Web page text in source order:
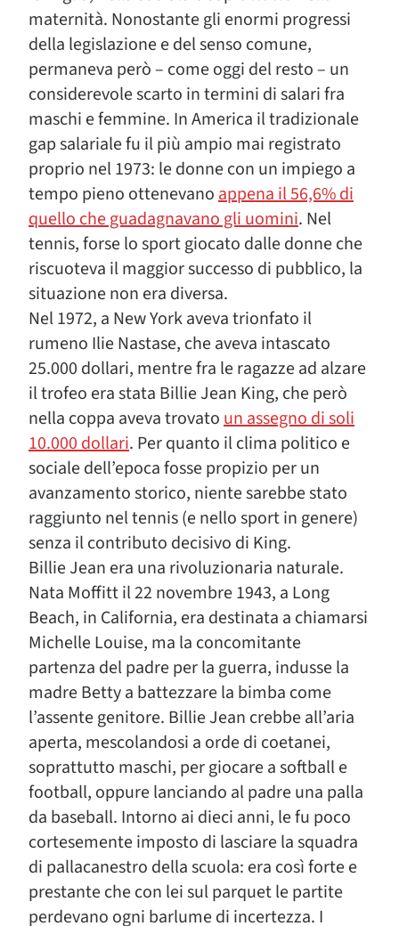
maternità. Nonostante gli enormi progressi
della legislazione e del senso comune,
permaneva però – come oggi del resto – un
considerevole scarto in termini di salari fra
maschi e femmine. In America il tradizionale
gap salariale fu il più ampio mai registrato
proprio nel 1973: le donne con un impiego a
tempo pieno ottenevanoappena il 56,6% di
quello che guadagnavano gli uomini. Nel
tennis, forse lo sport giocato dalle donne che
riscuoteva il maggior successo di pubblico, la
situazione non era diversa.
Nel 1972, a New York aveva trionfato il
rumeno Ilie Nastase, che aveva intascato
25.000 dollari, mentre fra le ragazze ad alzare
il trofeo era stata Billie Jean King, che però
nella coppa aveva trovatoun assegno di soli
10.000 dollari. Per quanto il clima politico e
sociale dell’epoca fosse propizio per un
avanzamento storico, niente sarebbe stato
raggiunto nel tennis (e nello sport in genere)
senza il contributo decisivo di King.
Billie Jean era una rivoluzionaria naturale.
Nata Moffitt il 22 novembre 1943, a Long
Beach, in California, era destinata a chiamarsi
Michelle Louise, ma la concomitante
partenza del padre per la guerra, indusse la
madre Betty a battezzare la bimba come
l’assente genitore. Billie Jean crebbe all’aria
aperta, mescolandosi a orde di coetanei,
soprattutto maschi, per giocare a softball e
football, oppure lanciando al padre una palla
da baseball. Intorno ai dieci anni, le fu poco
cortesemente imposto di lasciare la squadra
di pallacanestro della scuola: era così forte e
prestante che con lei sul parquet le partite
perdevano ogni barlume di incertezza. I